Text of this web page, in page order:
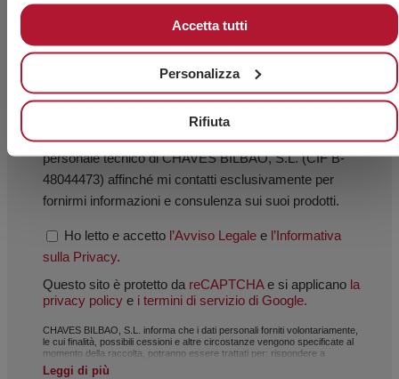
Accetta tutti
Personalizza
Rifiuta
Accetto l’uso dei miei dati personali da parte del
personale tecnico di CHAVES BILBAO, S.L. (CIF B-
48044473) affinché mi contatti esclusivamente per
fornirmi informazioni e consulenza sui suoi prodotti.
Ho letto e accetto l’Avviso Legale e l’Informativa
sulla Privacy.
Questo sito è protetto da reCAPTCHAe si applicano la
privacy policy e i termini di servizio di Google.
CHAVES BILBAO, S.L. informa che i dati personali forniti volontariamente,
le cui finalità, possibili cessioni e altre circostanze vengono specificate al
momento della raccolta, potranno essere trattati per: rispondere a
richieste, gestire il rapporto stabilito, amministrazione e gestione
commerciale, contabilità e fatturazione, oppure per l’invio di comunicazioni,
Leggi di più